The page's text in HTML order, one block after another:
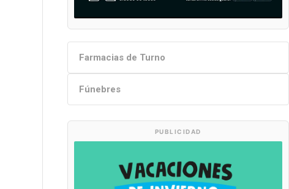
Farmacias de Turno
Fúnebres
PUBLICIDAD